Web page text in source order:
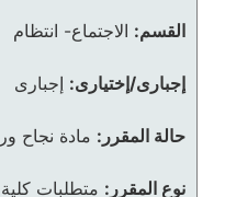
القسم: الاجتماع- انتظام
إجبارى/إختيارى: إجبارى
حالة المقرر: مادة نجاح
نوع المقرر: متطلبات كلية